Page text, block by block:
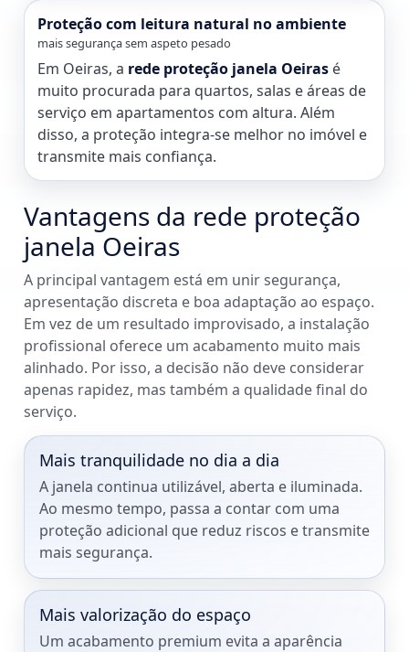
Proteção com leitura natural no ambiente
mais segurança sem aspeto pesado
Em Oeiras, a rede proteção janela Oeiras é
muito procurada para quartos, salas e áreas de
serviço em apartamentos com altura. Além
disso, a proteção integra-se melhor no imóvel e
transmite mais confiança.
Vantagens da rede proteção
janela Oeiras
A principal vantagem está em unir segurança,
apresentação discreta e boa adaptação ao espaço.
Em vez de um resultado improvisado, a instalação
profissional oferece um acabamento muito mais
alinhado. Por isso, a decisão não deve considerar
apenas rapidez, mas também a qualidade final do
serviço.
Mais tranquilidade no dia a dia
A janela continua utilizável, aberta e iluminada.
Ao mesmo tempo, passa a contar com uma
proteção adicional que reduz riscos e transmite
mais segurança.
Mais valorização do espaço
Um acabamento premium evita a aparência